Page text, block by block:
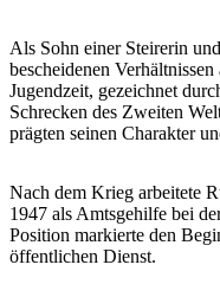
Als Sohn einer Steirerin
bescheidenen
Jugendzeit, gezeichnet
Schrecken des Zweiten
prägten seinen Charakter
Nach dem Krieg arbeitete
1947 als Amtsgehilfe bei
Position markierte den
öffentlichen Dienst.